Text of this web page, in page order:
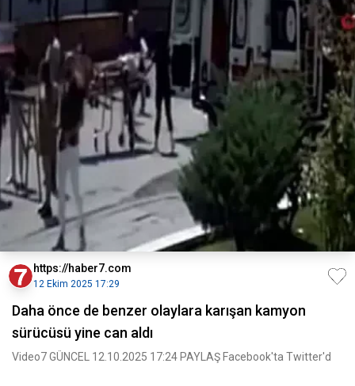
https://haber7.com
12 Ekim 2025 17:29
Daha önce de benzer olaylara karışan kamyon
sürücüsü yine can aldı
Video7 GÜNCEL 12.10.2025 17:24 PAYLAŞ Facebook'ta Twitter'd